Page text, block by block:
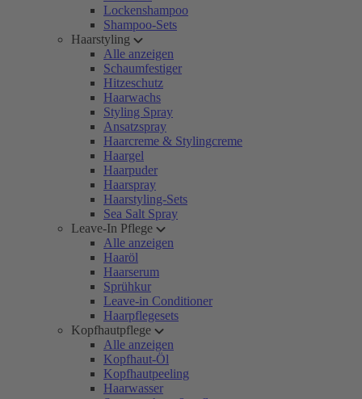
Lockenshampoo
Shampoo-Sets
Haarstyling
Alle anzeigen
Schaumfestiger
Hitzeschutz
Haarwachs
Styling Spray
Ansatzspray
Haarcreme & Stylingcreme
Haargel
Haarpuder
Haarspray
Haarstyling-Sets
Sea Salt Spray
Leave-In Pflege
Alle anzeigen
Haaröl
Haarserum
Sprühkur
Leave-in Conditioner
Haarpflegesets
Kopfhautpflege
Alle anzeigen
Kopfhaut-Öl
Kopfhautpeeling
Haarwasser